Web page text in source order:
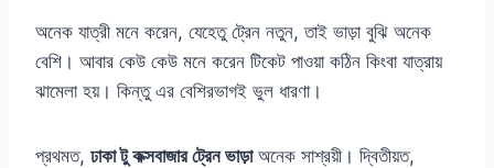
অনেক যাত্রী মনে করেন, যেহেতু ট্রেন নতুন, তাই ভাড়া বুঝি অনেক
বেশি। আবার কেউ কেউ মনে করেন টিকেট পাওয়া কঠিন কিংবা যাত্রায়
ঝামেলা হয়। কিন্তু এর বেশিরভাগই ভুল ধারণা।
প্রথমত, ঢাকা টু কক্সবাজার ট্রেন ভাড়াঅনেক সাশ্রয়ী। দ্বিতীয়ত,